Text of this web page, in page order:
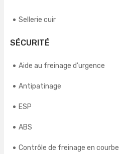
Sellerie cuir
SÉCURITÉ
Aide au freinage d'urgence
Antipatinage
ESP
ABS
Contrôle de freinage en courbe